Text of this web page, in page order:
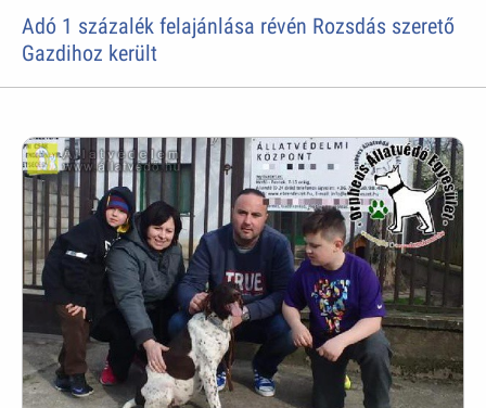
Adó 1 százalék felajánlása révén Rozsdás szerető
Gazdihoz került